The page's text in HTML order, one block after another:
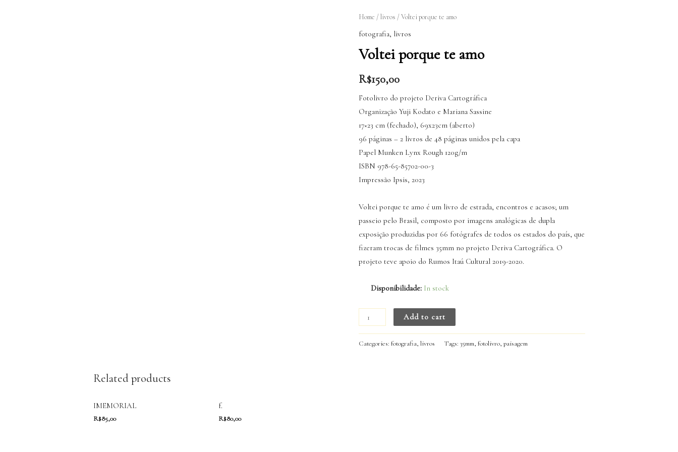
Home /livros / Voltei porque te amo
fotografia, livros
Voltei porque te amo
R$150,00
Fotolivro do projeto Deriva Cartográfica
Organização Yuji Kodato e Mariana Sassine
17×23 cm (fechado), 69x23cm (aberto)
96 páginas – 2 livros de 48 páginas unidos pela capa
Papel Munken Lynx Rough 120g/m
ISBN 978-65-85702-00-3
Impressão Ipsis, 2023
Voltei porque te amo é um livro de estrada, encontros e acasos; um
passeio pelo Brasil, composto por imagens analógicas de dupla
exposição produzidas por 66 fotógrafes de todos os estados do país, que
fizeram trocas de filmes 35mm no projeto Deriva Cartográfica. O
projeto teve apoio do Rumos Itaú Cultural 2019-2020.
Disponibilidade: In stock
Voltei
porque
amo
Add to cart
Categories: fotografia, livros Tags: 35mm, fotolivro, paisagem
Related products
IMEMORIAL
R$85,00
f.
R$80,00